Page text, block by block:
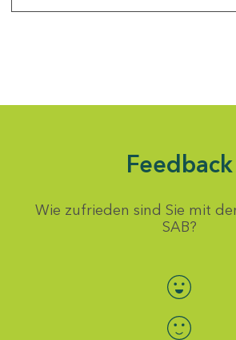
Feedback
Wie zufrieden sind Sie mit
SAB?
Bewertung